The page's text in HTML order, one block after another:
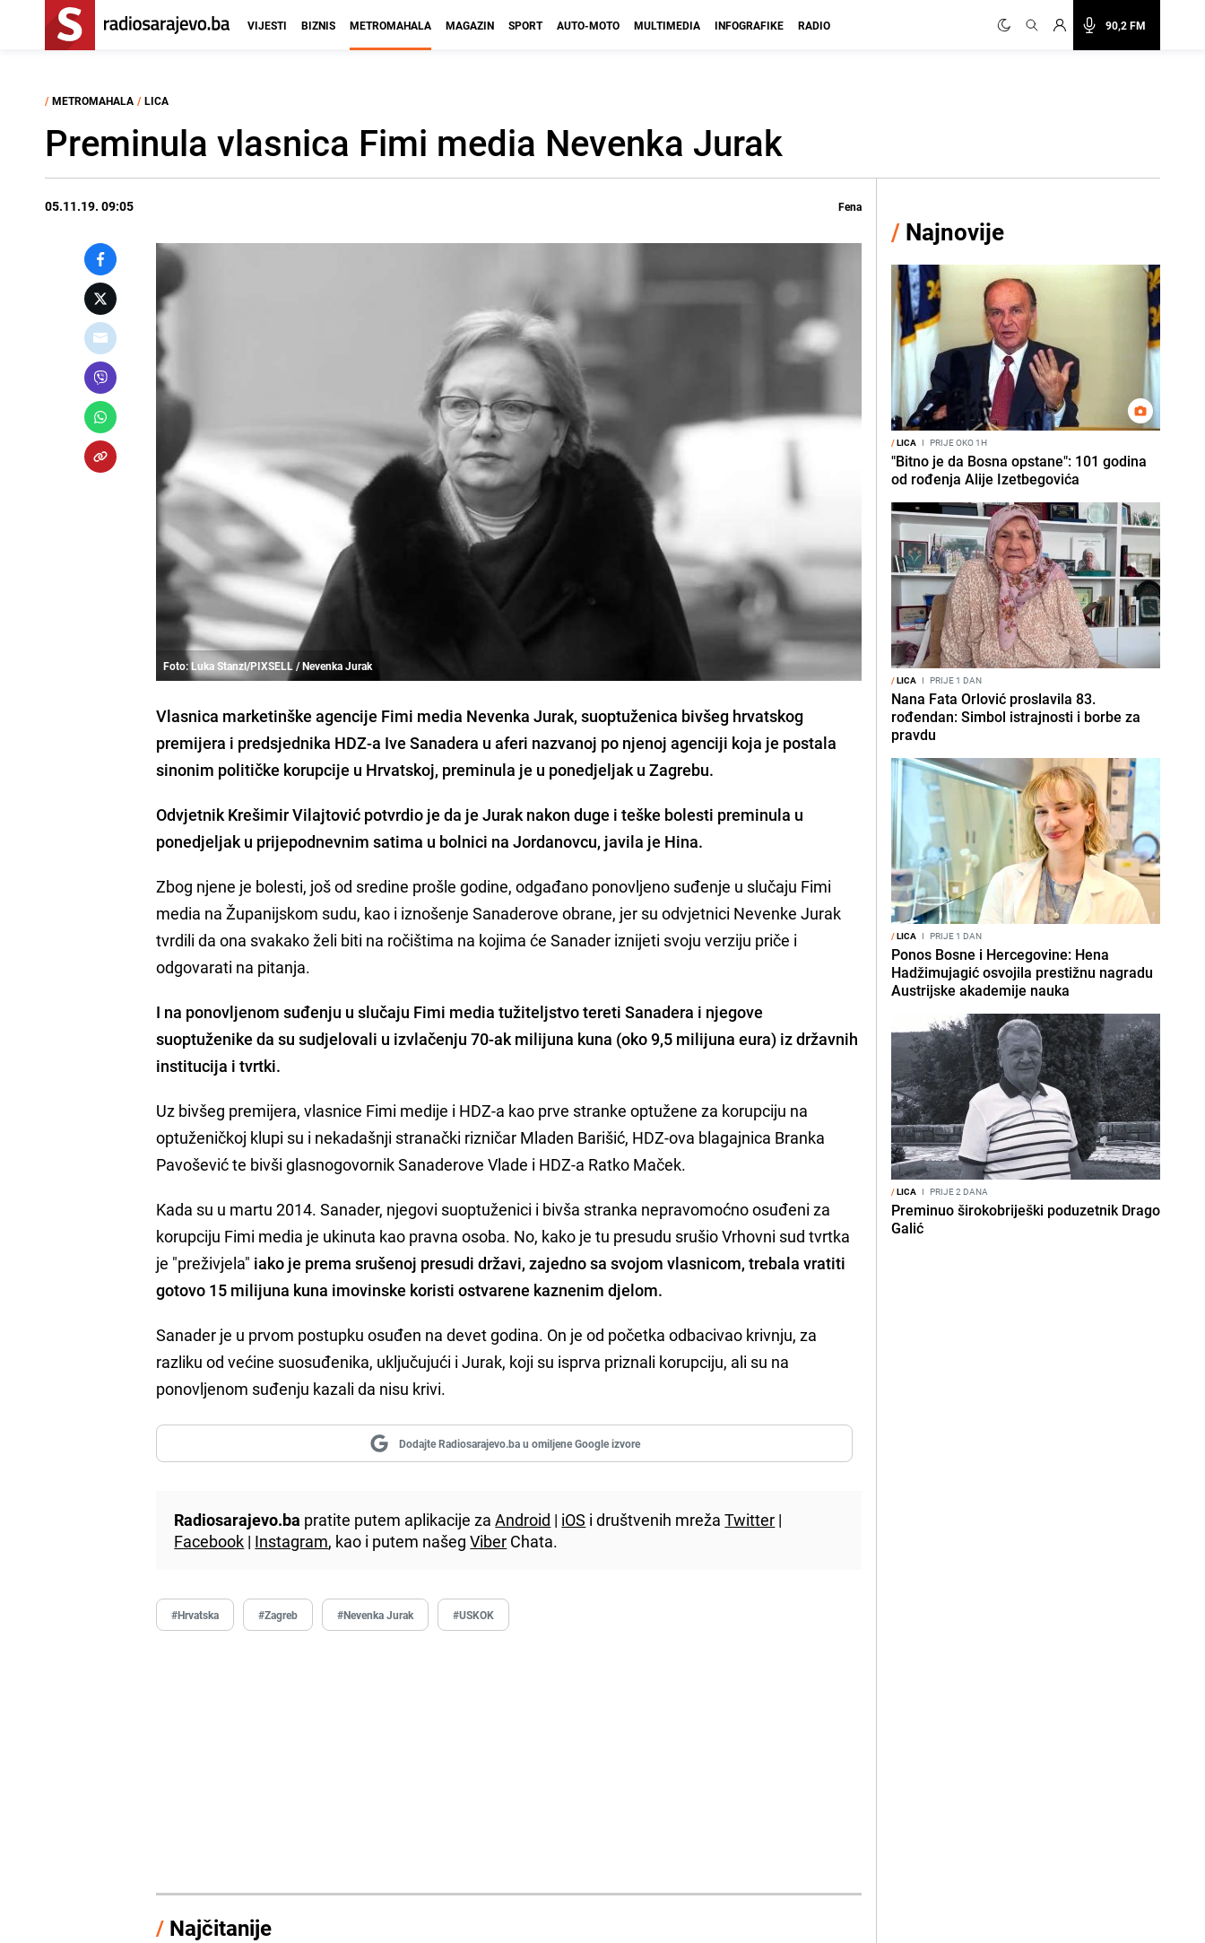
90,2 FM
VIJESTI BIZNIS METROMAHALA MAGAZIN SPORT AUTO-MOTO MULTIMEDIA INFOGRAFIKE RADIO
/ METROMAHALA / LICA
Preminula vlasnica Fimi media Nevenka Jurak
05.11.19. 09:05 Fena
Foto: Luka Stanzl/PIXSELL / Nevenka Jurak
Vlasnica marketinške agencije Fimi media Nevenka Jurak, suoptuženica bivšeg hrvatskog
premijera i predsjednika HDZ-a Ive Sanadera u aferi nazvanoj po njenoj agenciji koja je postala
sinonim političke korupcije u Hrvatskoj, preminula je u ponedjeljak u Zagrebu.
Odvjetnik Krešimir Vilajtović potvrdio je da je Jurak nakon duge i teške bolesti preminula u
ponedjeljak u prijepodnevnim satima u bolnici na Jordanovcu, javila je Hina.
Zbog njene je bolesti, još od sredine prošle godine, odgađano ponovljeno suđenje u slučaju Fimi
media na Županijskom sudu, kao i iznošenje Sanaderove obrane, jer su odvjetnici Nevenke Jurak
tvrdili da ona svakako želi biti na ročištima na kojima će Sanader iznijeti svoju verziju priče i
odgovarati na pitanja.
I na ponovljenom suđenju u slučaju Fimi media tužiteljstvo tereti Sanadera i njegove
suoptuženike da su sudjelovali u izvlačenju 70-ak milijuna kuna (oko 9,5 milijuna eura) iz državnih
institucija i tvrtki.
Uz bivšeg premijera, vlasnice Fimi medije i HDZ-a kao prve stranke optužene za korupciju na
optuženičkoj klupi su i nekadašnji stranački rizničar Mladen Barišić, HDZ-ova blagajnica Branka
Pavošević te bivši glasnogovornik Sanaderove Vlade i HDZ-a Ratko Maček.
Kada su u martu 2014. Sanader, njegovi suoptuženici i bivša stranka nepravomoćno osuđeni za
korupciju Fimi media je ukinuta kao pravna osoba. No, kako je tu presudu srušio Vrhovni sud tvrtka
je "preživjela" iako je prema srušenoj presudi državi, zajedno sa svojom vlasnicom, trebala vratiti
gotovo 15 milijuna kuna imovinske koristi ostvarene kaznenim djelom.
Sanader je u prvom postupku osuđen na devet godina. On je od početka odbacivao krivnju, za
razliku od većine suosuđenika, uključujući i Jurak, koji su isprva priznali korupciju, ali su na
ponovljenom suđenju kazali da nisu krivi.
Dodajte Radiosarajevo.ba u omiljene Google izvore
Radiosarajevo.ba pratite putem aplikacije zaAndroid | iOS i društvenih mrežaTwitter |
Facebook | Instagram, kao i putem našegViber Chata.
#Hrvatska #Zagreb #Nevenka Jurak #USKOK
/ Najčitanije
/ Najnovije
/LICA I PRIJE OKO 1H
"Bitno je da Bosna opstane": 101 godina
od rođenja Alije Izetbegovića
/LICA I PRIJE 1 DAN
Nana Fata Orlović proslavila 83.
rođendan: Simbol istrajnosti i borbe za
pravdu
/LICA I PRIJE 1 DAN
Ponos Bosne i Hercegovine: Hena
Hadžimujagić osvojila prestižnu nagradu
Austrijske akademije nauka
/LICA I PRIJE 2 DANA
Preminuo širokobriješki poduzetnik Drago
Galić